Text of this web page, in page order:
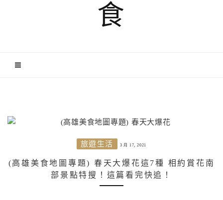
旅遊生活 3 月 17, 2021
(高雄美食地圖專題) 春天大爆花這7種 相約賞花南
部景點特搜！這篇看完快追！